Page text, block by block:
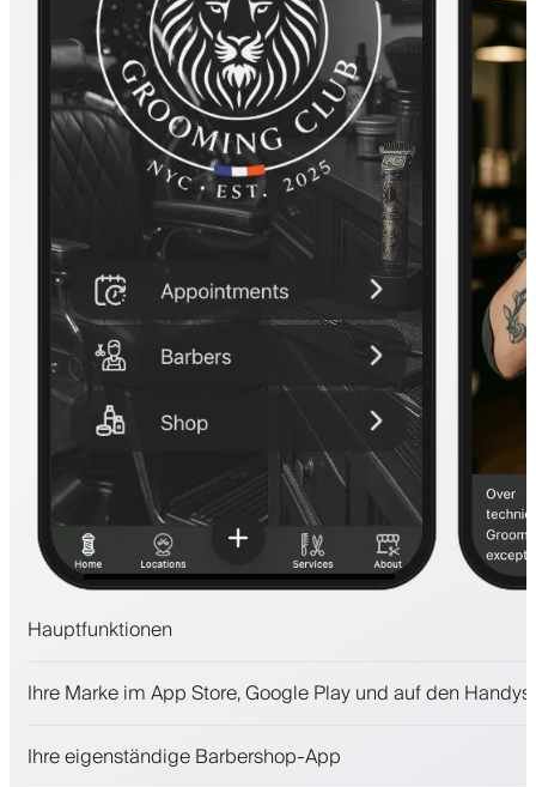
Hauptfunktionen
Zahlungen, Kaution
Binden Sie Kunden mit einem Treueprogramm
Ihre Marke im App Store, Google Play und auf den
Ihre eigenständige Barbershop-App